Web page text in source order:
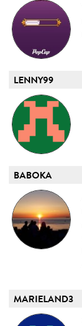
LENNY99
BABOKA
MARIELAND3